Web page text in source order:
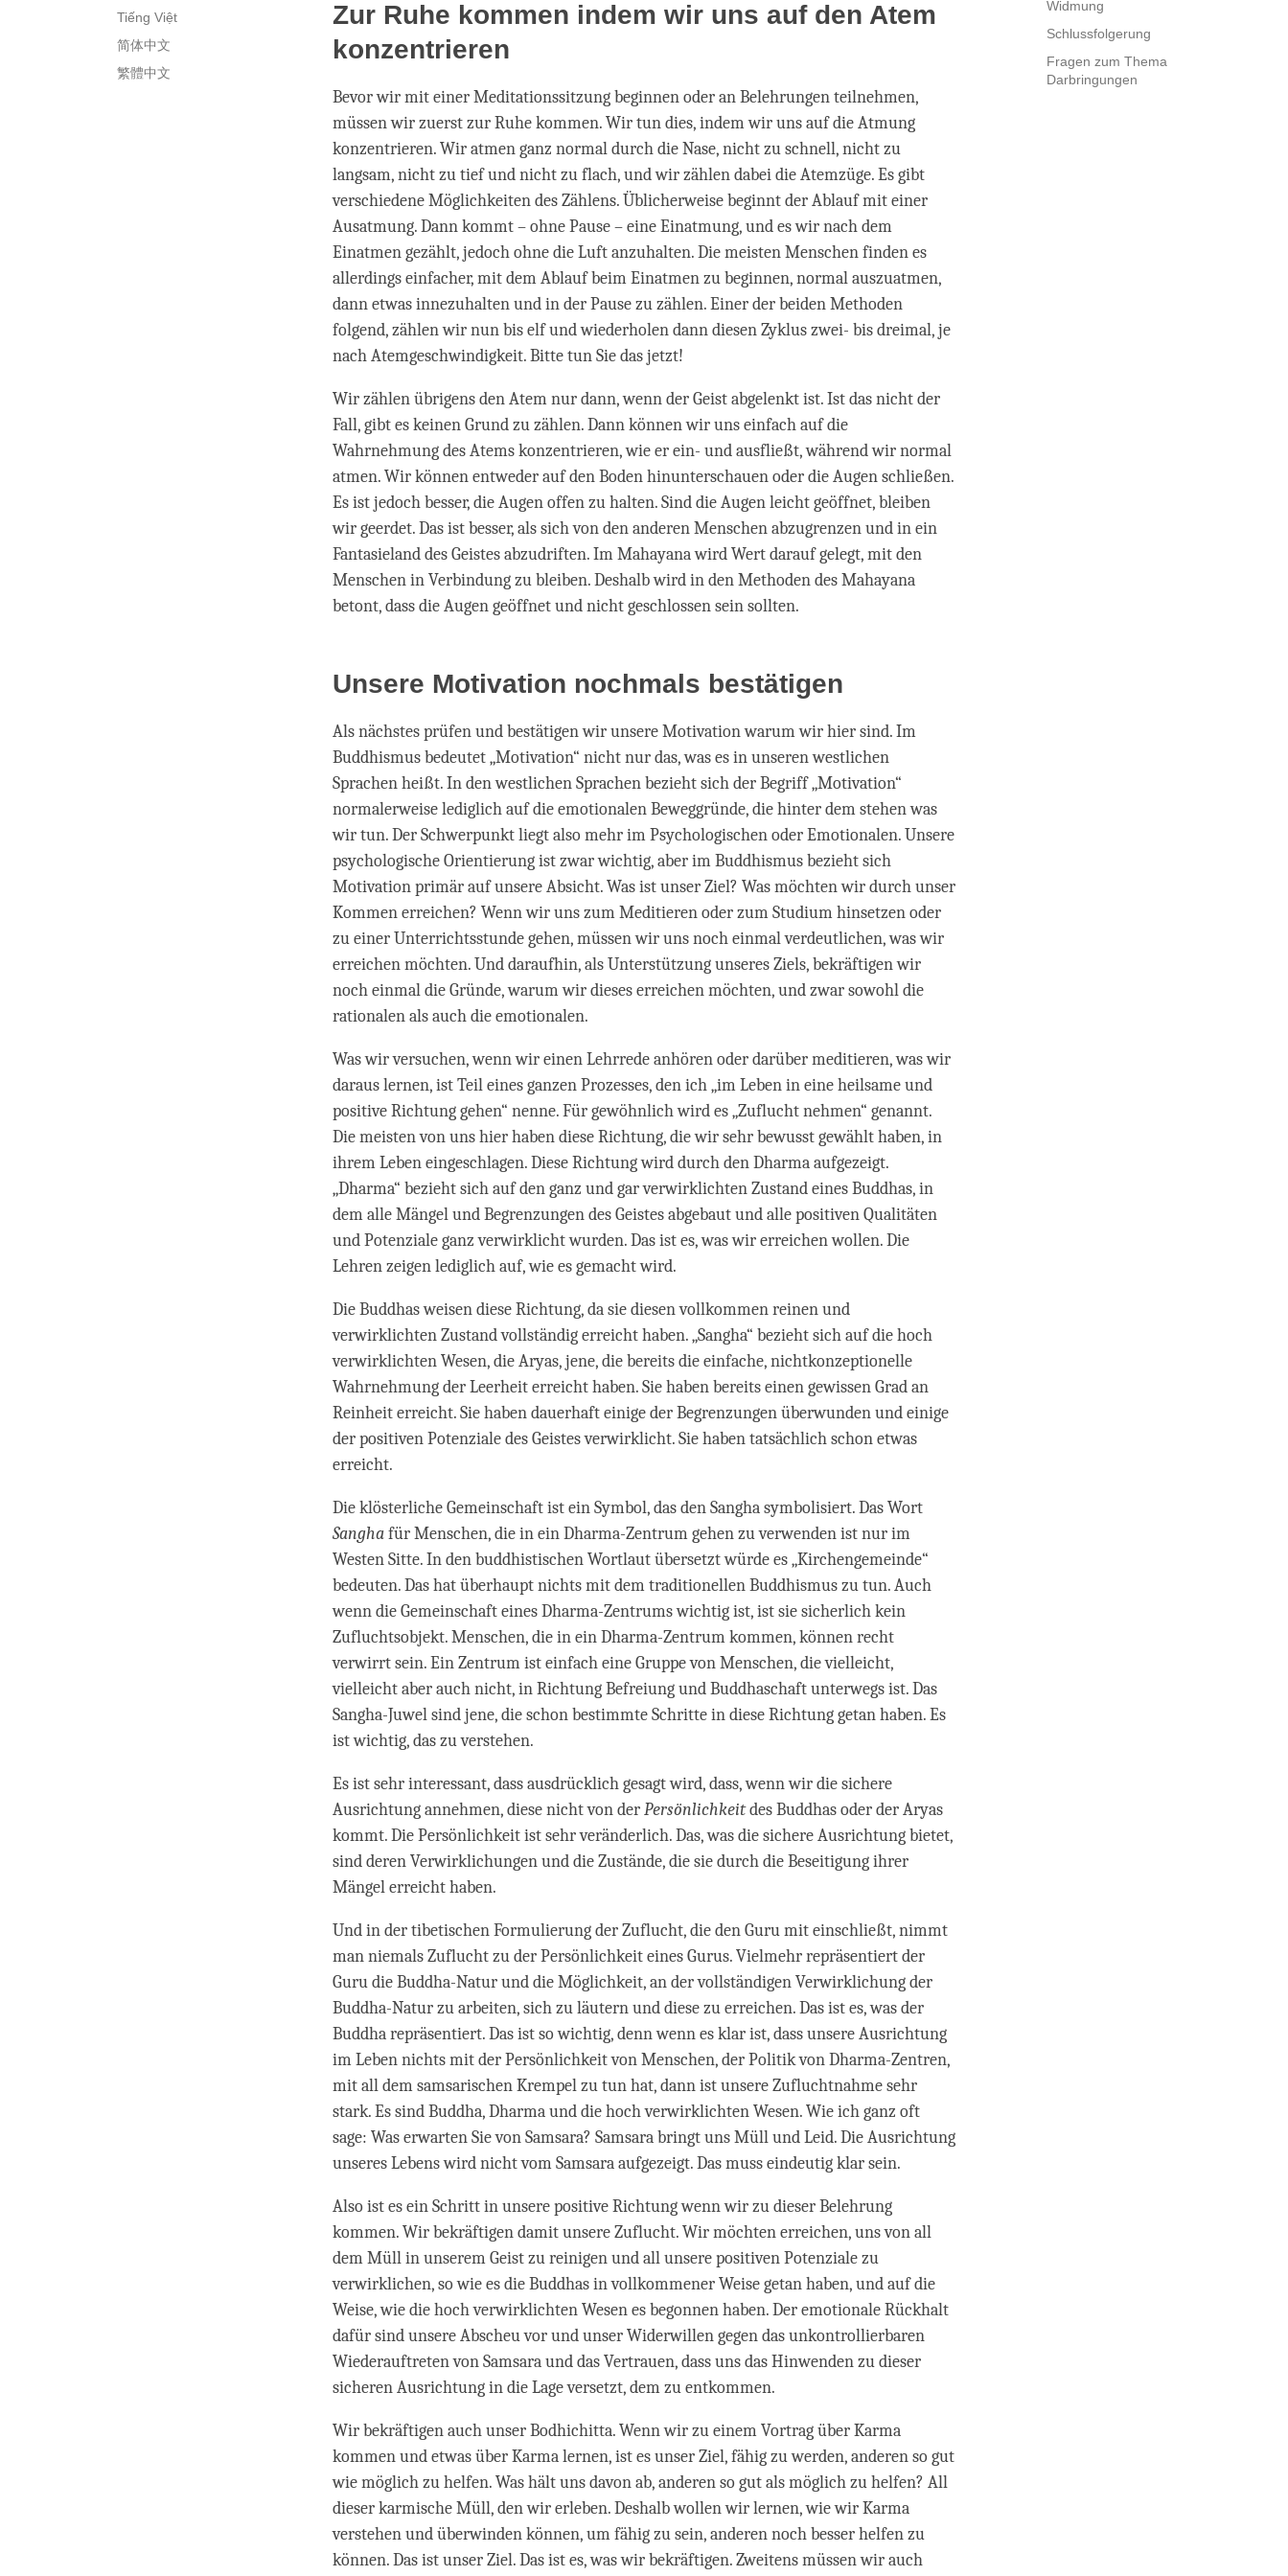
Widmung
Schlussfolgerung
Fragen zum Thema
Darbringungen
Tiếng Việt
简体中文
繁體中文
Zur Ruhe kommen indem wir uns auf den Atem
konzentrieren
Bevor wir mit einer Meditationssitzung beginnen oder an Belehrungen teilnehmen,
müssen wir zuerst zur Ruhe kommen. Wir tun dies, indem wir uns auf die Atmung
konzentrieren. Wir atmen ganz normal durch die Nase, nicht zu schnell, nicht zu
langsam, nicht zu tief und nicht zu flach, und wir zählen dabei die Atemzüge. Es gibt
verschiedene Möglichkeiten des Zählens. Üblicherweise beginnt der Ablauf mit einer
Ausatmung. Dann kommt – ohne Pause – eine Einatmung, und es wir nach dem
Einatmen gezählt, jedoch ohne die Luft anzuhalten. Die meisten Menschen finden es
allerdings einfacher, mit dem Ablauf beim Einatmen zu beginnen, normal auszuatmen,
dann etwas innezuhalten und in der Pause zu zählen. Einer der beiden Methoden
folgend, zählen wir nun bis elf und wiederholen dann diesen Zyklus zwei- bis dreimal, je
nach Atemgeschwindigkeit. Bitte tun Sie das jetzt!
Wir zählen übrigens den Atem nur dann, wenn der Geist abgelenkt ist. Ist das nicht der
Fall, gibt es keinen Grund zu zählen. Dann können wir uns einfach auf die
Wahrnehmung des Atems konzentrieren, wie er ein- und ausfließt, während wir normal
atmen. Wir können entweder auf den Boden hinunterschauen oder die Augen schließen.
Es ist jedoch besser, die Augen offen zu halten. Sind die Augen leicht geöffnet, bleiben
wir geerdet. Das ist besser, als sich von den anderen Menschen abzugrenzen und in ein
Fantasieland des Geistes abzudriften. Im Mahayana wird Wert darauf gelegt, mit den
Menschen in Verbindung zu bleiben. Deshalb wird in den Methoden des Mahayana
betont, dass die Augen geöffnet und nicht geschlossen sein sollten.
Unsere Motivation nochmals bestätigen
Als nächstes prüfen und bestätigen wir unsere Motivation warum wir hier sind. Im
Buddhismus bedeutet „Motivation“ nicht nur das, was es in unseren westlichen
Sprachen heißt. In den westlichen Sprachen bezieht sich der Begriff „Motivation“
normalerweise lediglich auf die emotionalen Beweggründe, die hinter dem stehen was
wir tun. Der Schwerpunkt liegt also mehr im Psychologischen oder Emotionalen. Unsere
psychologische Orientierung ist zwar wichtig, aber im Buddhismus bezieht sich
Motivation primär auf unsere Absicht. Was ist unser Ziel? Was möchten wir durch unser
Kommen erreichen? Wenn wir uns zum Meditieren oder zum Studium hinsetzen oder
zu einer Unterrichtsstunde gehen, müssen wir uns noch einmal verdeutlichen, was wir
erreichen möchten. Und daraufhin, als Unterstützung unseres Ziels, bekräftigen wir
noch einmal die Gründe, warum wir dieses erreichen möchten, und zwar sowohl die
rationalen als auch die emotionalen.
Was wir versuchen, wenn wir einen Lehrrede anhören oder darüber meditieren, was wir
daraus lernen, ist Teil eines ganzen Prozesses, den ich „im Leben in eine heilsame und
positive Richtung gehen“ nenne. Für gewöhnlich wird es „Zuflucht nehmen“ genannt.
Die meisten von uns hier haben diese Richtung, die wir sehr bewusst gewählt haben, in
ihrem Leben eingeschlagen. Diese Richtung wird durch den Dharma aufgezeigt.
„Dharma“ bezieht sich auf den ganz und gar verwirklichten Zustand eines Buddhas, in
dem alle Mängel und Begrenzungen des Geistes abgebaut und alle positiven Qualitäten
und Potenziale ganz verwirklicht wurden. Das ist es, was wir erreichen wollen. Die
Lehren zeigen lediglich auf, wie es gemacht wird.
Die Buddhas weisen diese Richtung, da sie diesen vollkommen reinen und
verwirklichten Zustand vollständig erreicht haben. „Sangha“ bezieht sich auf die hoch
verwirklichten Wesen, die Aryas, jene, die bereits die einfache, nichtkonzeptionelle
Wahrnehmung der Leerheit erreicht haben. Sie haben bereits einen gewissen Grad an
Reinheit erreicht. Sie haben dauerhaft einige der Begrenzungen überwunden und einige
der positiven Potenziale des Geistes verwirklicht. Sie haben tatsächlich schon etwas
erreicht.
Die klösterliche Gemeinschaft ist ein Symbol, das den Sangha symbolisiert. Das Wort
Sanghafür Menschen, die in ein Dharma-Zentrum gehen zu verwenden ist nur im
Westen Sitte. In den buddhistischen Wortlaut übersetzt würde es „Kirchengemeinde“
bedeuten. Das hat überhaupt nichts mit dem traditionellen Buddhismus zu tun. Auch
wenn die Gemeinschaft eines Dharma-Zentrums wichtig ist, ist sie sicherlich kein
Zufluchtsobjekt. Menschen, die in ein Dharma-Zentrum kommen, können recht
verwirrt sein. Ein Zentrum ist einfach eine Gruppe von Menschen, die vielleicht,
vielleicht aber auch nicht, in Richtung Befreiung und Buddhaschaft unterwegs ist. Das
Sangha-Juwel sind jene, die schon bestimmte Schritte in diese Richtung getan haben. Es
ist wichtig, das zu verstehen.
Es ist sehr interessant, dass ausdrücklich gesagt wird, dass, wenn wir die sichere
Ausrichtung annehmen, diese nicht von derPersönlichkeitdes Buddhas oder der Aryas
kommt. Die Persönlichkeit ist sehr veränderlich. Das, was die sichere Ausrichtung bietet,
sind deren Verwirklichungen und die Zustände, die sie durch die Beseitigung ihrer
Mängel erreicht haben.
Und in der tibetischen Formulierung der Zuflucht, die den Guru mit einschließt, nimmt
man niemals Zuflucht zu der Persönlichkeit eines Gurus. Vielmehr repräsentiert der
Guru die Buddha-Natur und die Möglichkeit, an der vollständigen Verwirklichung der
Buddha-Natur zu arbeiten, sich zu läutern und diese zu erreichen. Das ist es, was der
Buddha repräsentiert. Das ist so wichtig, denn wenn es klar ist, dass unsere Ausrichtung
im Leben nichts mit der Persönlichkeit von Menschen, der Politik von Dharma-Zentren,
mit all dem samsarischen Krempel zu tun hat, dann ist unsere Zufluchtnahme sehr
stark. Es sind Buddha, Dharma und die hoch verwirklichten Wesen. Wie ich ganz oft
sage: Was erwarten Sie von Samsara? Samsara bringt uns Müll und Leid. Die Ausrichtung
unseres Lebens wird nicht vom Samsara aufgezeigt. Das muss eindeutig klar sein.
Also ist es ein Schritt in unsere positive Richtung wenn wir zu dieser Belehrung
kommen. Wir bekräftigen damit unsere Zuflucht. Wir möchten erreichen, uns von all
dem Müll in unserem Geist zu reinigen und all unsere positiven Potenziale zu
verwirklichen, so wie es die Buddhas in vollkommener Weise getan haben, und auf die
Weise, wie die hoch verwirklichten Wesen es begonnen haben. Der emotionale Rückhalt
dafür sind unsere Abscheu vor und unser Widerwillen gegen das unkontrollierbaren
Wiederauftreten von Samsara und das Vertrauen, dass uns das Hinwenden zu dieser
sicheren Ausrichtung in die Lage versetzt, dem zu entkommen.
Wir bekräftigen auch unser Bodhichitta. Wenn wir zu einem Vortrag über Karma
kommen und etwas über Karma lernen, ist es unser Ziel, fähig zu werden, anderen so gut
wie möglich zu helfen. Was hält uns davon ab, anderen so gut als möglich zu helfen? All
dieser karmische Müll, den wir erleben. Deshalb wollen wir lernen, wie wir Karma
verstehen und überwinden können, um fähig zu sein, anderen noch besser helfen zu
können. Das ist unser Ziel. Das ist es, was wir bekräftigen. Zweitens müssen wir auch